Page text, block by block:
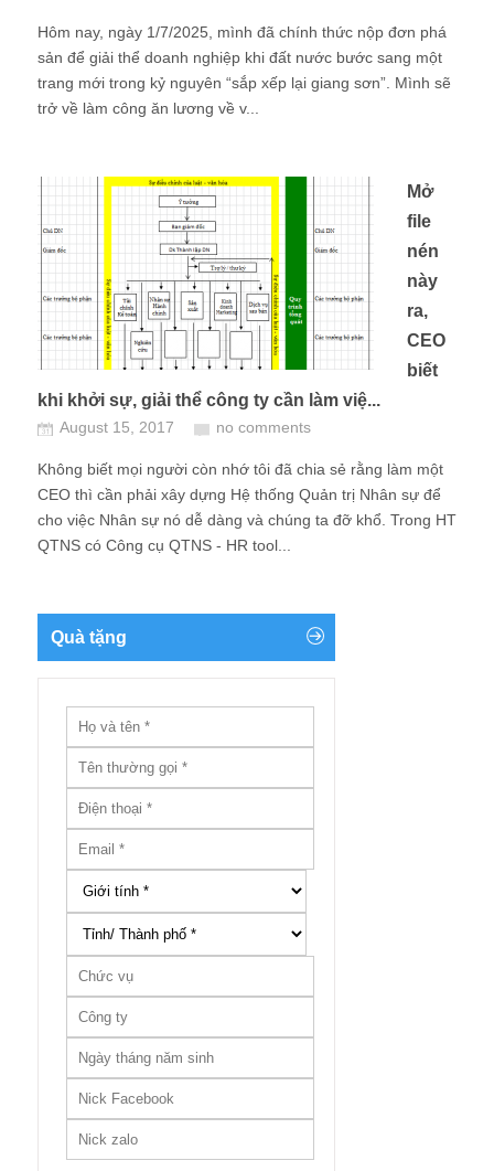
Hôm nay, ngày 1/7/2025, mình đã chính thức nộp đơn phá
sản để giải thể doanh nghiệp khi đất nước bước sang một
trang mới trong kỷ nguyên “sắp xếp lại giang sơn”. Mình sẽ
trở về làm công ăn lương về v...
Mở
file
nén
này
ra,
CEO
biết
khi khởi sự, giải thể công ty cần làm việ...
August 15, 2017 no comments
Không biết mọi người còn nhớ tôi đã chia sẻ rằng làm một
CEO thì cần phải xây dựng Hệ thống Quản trị Nhân sự để
cho việc Nhân sự nó dễ dàng và chúng ta đỡ khổ. Trong HT
QTNS có Công cụ QTNS - HR tool...
Quà tặng